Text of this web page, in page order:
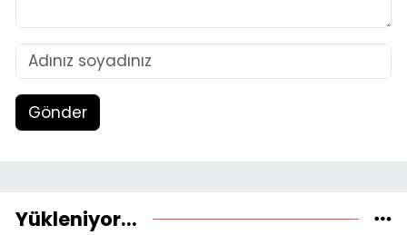
Gönder
Yükleniyor...